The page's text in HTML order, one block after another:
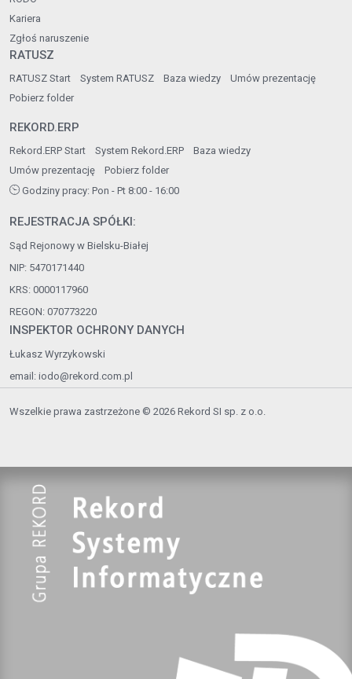
Kariera
Zgłoś naruszenie
RATUSZ
RATUSZ Start System RATUSZ Baza wiedzy
Umów prezentację
Pobierz folder
REKORD.ERP
Rekord.ERP Start System Rekord.ERP
Baza wiedzy
Umów prezentację
Pobierz folder
Godziny pracy: Pon - Pt 8:00 - 16:00
REJESTRACJA SPÓŁKI:
Sąd Rejonowy w Bielsku-Białej
NIP: 5470171440
KRS: 0000117960
REGON: 070773220
INSPEKTOR OCHRONY DANYCH
Łukasz Wyrzykowski
email: iodo@rekord.com.pl
Wszelkie prawa zastrzeżone © 2026 Rekord SI sp. z o.o.